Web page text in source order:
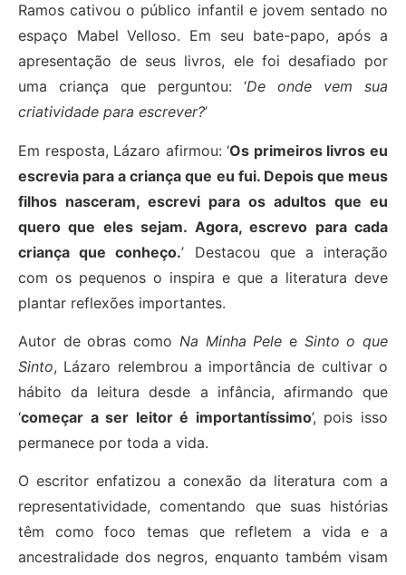
Ramos cativou o público infantil e jovem sentado no
espaço Mabel Velloso. Em seu bate-papo, após a
apresentação de seus livros, ele foi desafiado por
uma criança que perguntou: ‘De onde vem sua
criatividade para escrever?’
Em resposta, Lázaro afirmou: ‘Os primeiros livros eu
escrevia para a criança que eu fui. Depois que meus
filhos nasceram, escrevi para os adultos que eu
quero que eles sejam. Agora, escrevo para cada
criança que conheço.’ Destacou que a interação
com os pequenos o inspira e que a literatura deve
plantar reflexões importantes.
Autor de obras como Na Minha Pele e Sinto o que
Sinto, Lázaro relembrou a importância de cultivar o
hábito da leitura desde a infância, afirmando que
‘começar a ser leitor é importantíssimo’, pois isso
permanece por toda a vida.
O escritor enfatizou a conexão da literatura com a
representatividade, comentando que suas histórias
têm como foco temas que refletem a vida e a
ancestralidade dos negros, enquanto também visam